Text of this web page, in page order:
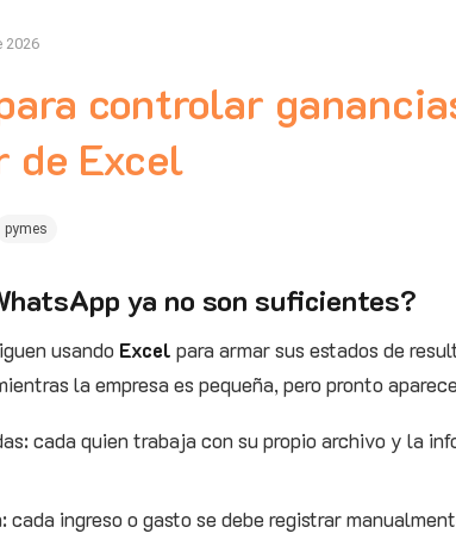
2026
controlar
de Excel
pymes
ya no son suficientes?
usando Excel para armar sus estados de
la empresa es pequeña, pero pronto
cada quien trabaja con su propio archivo y la
ingreso o gasto se debe registrar